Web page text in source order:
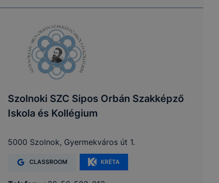
Szolnoki SZC Sipos Orbán Szakképző
Iskola és Kollégium
5000 Szolnok, Gyermekváros út 1.
CLASSROOM KRÉTA